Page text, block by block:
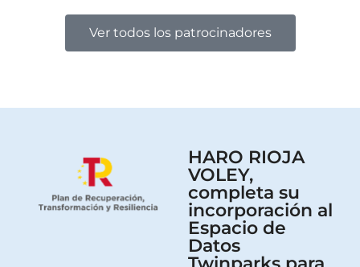
Ver todos los patrocinadores
HARO RIOJA
VOLEY,
completa su
incorporación al
Espacio de
Datos